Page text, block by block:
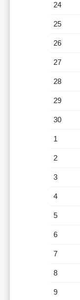
24
25
26
27
28
29
30
1
2
3
4
5
6
7
8
9